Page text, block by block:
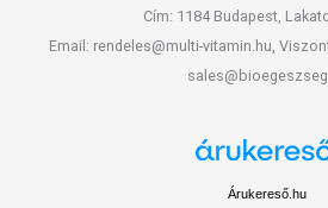
Cím: 1184 Budapest,
Email: rendeles@multi-vitamin.hu,
Árukereső.hu